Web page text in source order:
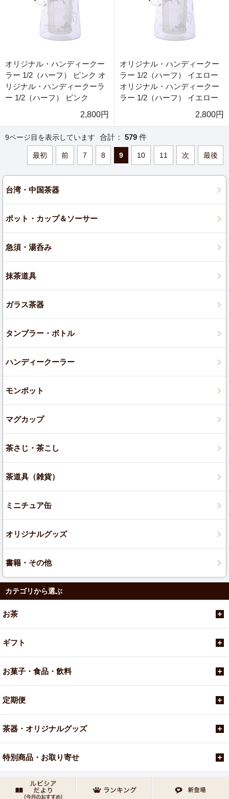
オリジナル・ハンディークー
ラー 1/2（ハーフ） ピンク オ
リジナル・ハンディークーラ
ー 1/2（ハーフ） ピンク
2,800円
オリジナル・ハンディークー
ラー 1/2（ハーフ） イエロー
オリジナル・ハンディークー
ラー 1/2（ハーフ） イエロー
2,800円
9ページ目を表示しています 合計： 579 件
最初 前 7 8 9 10 11 次 最後
台湾・中国茶器
ポット・カップ＆ソーサー
急須・湯呑み
抹茶道具
ガラス茶器
タンブラー・ボトル
ハンディークーラー
モンポット
マグカップ
茶さじ・茶こし
茶道具（雑貨）
ミニチュア缶
オリジナルグッズ
書籍・その他
カテゴリから選ぶ
お茶
ギフト
お菓子・食品・飲料
定期便
茶器・オリジナルグッズ
特別商品・お取り寄せ